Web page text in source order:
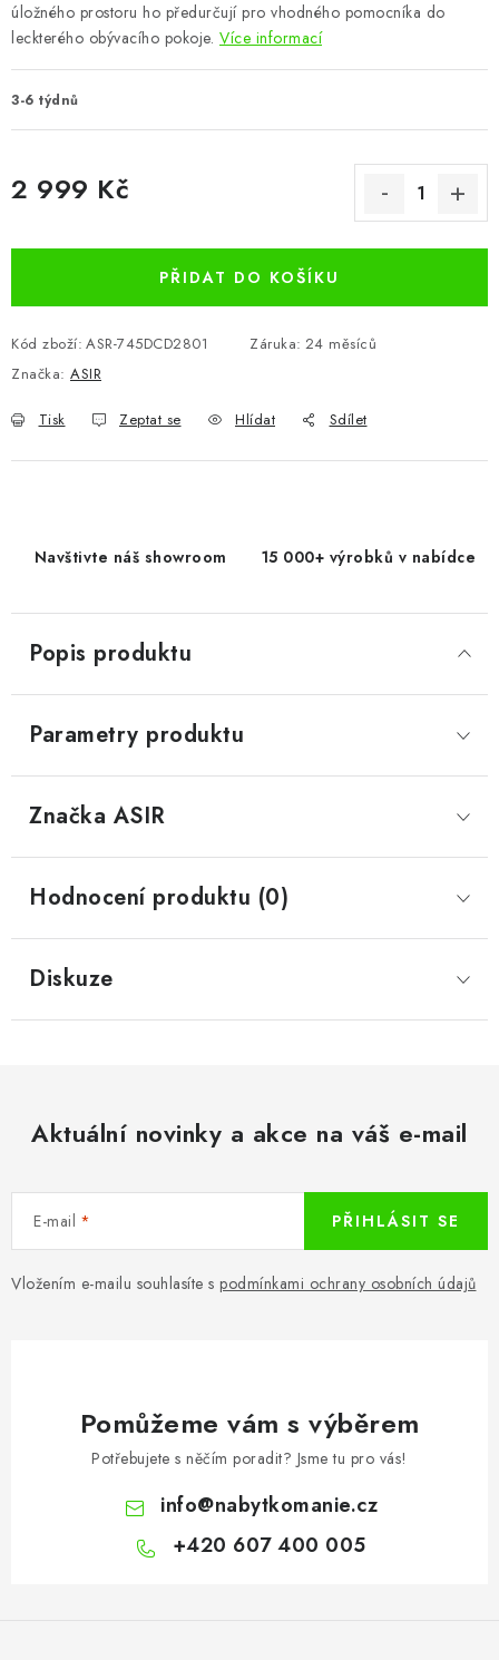
Vše o nákupu Info
Reklamace a odstoupení od smlouvy
Bonusový program NBM+ Blog
úložného prostoru ho předurčují pro vhodného pomocníka do
leckterého obývacího pokoje. Více informací
3-6 týdnů
2 999 Kč
PŘIDAT DO KOŠÍKU
Kód zboží: ASR-745DCD2801 Záruka: 24 měsíců
Značka: ASIR
Tisk Zeptat se Hlídat Sdílet
Navštivte náš showroom 15 000+ výrobků v nabídce
Popis produktu
Parametry produktu
Značka ASIR
Hodnocení produktu (0)
Diskuze
Aktuální novinky a akce na váš e-mail
E-mail
Vložením e-mailu souhlasíte s podmínkami ochrany osobních údajů
PŘIHLÁSIT SE
Pomůžeme vám s výběrem
Potřebujete s něčím poradit? Jsme tu pro vás!
info@nabytkomanie.cz
+420 607 400 005